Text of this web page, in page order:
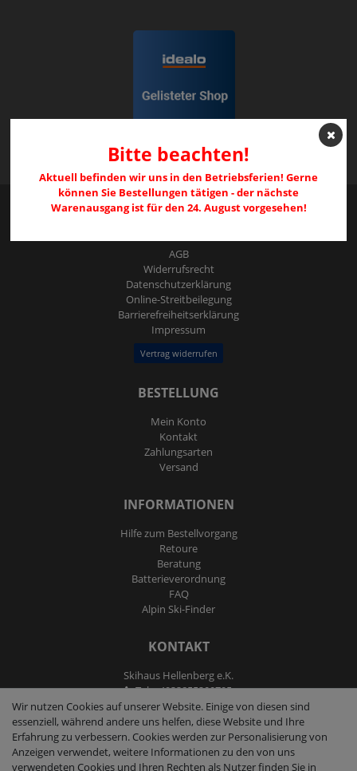
AGB
Widerrufs­recht
Daten­schutz­erklärung
Online-Streitbeilegung
Barrierefreiheitserklärung
Impressum
Vertrag widerrufen
BESTELLUNG
Mein Konto
Kontakt
Zahlungsarten
Versand
INFORMATIONEN
Hilfe zum Bestellvorgang
Retoure
Beratung
Batterieverordnung
FAQ
Alpin Ski-Finder
KONTAKT
Skihaus Hellenberg e.K.
Tel: +4933855200795
Fax: +4933855200793
kontakt@ski-andmore.de
Wir nutzen Cookies auf unserer Website. Einige von diesen sind
essenziell, während andere uns helfen, diese Website und Ihre
Erfahrung zu verbessern. Cookies werden zur Personalisierung von
Anzeigen verwendet, weitere Informationen zu den von uns
verwendeten Cookies und Ihren Rechten als Nutzer finden Sie in
Bitte beachten!
Aktuell befinden wir uns in den Betriebsferien! Gerne
können Sie Bestellungen tätigen - der nächste
Warenausgang ist für den 24. August vorgesehen!